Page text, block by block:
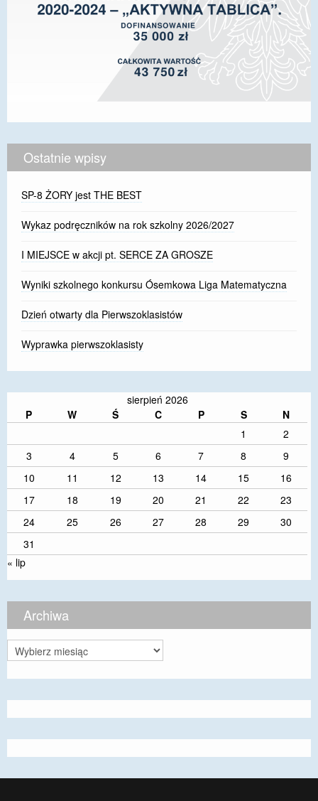
Ostatnie wpisy
SP-8 ŻORY jest THE BEST
Wykaz podręczników na rok szkolny 2026/2027
I MIEJSCE w akcji pt. SERCE ZA GROSZE
Wyniki szkolnego konkursu Ósemkowa Liga Matematyczna
Dzień otwarty dla Pierwszoklasistów
Wyprawka pierwszoklasisty
sierpień 2026
P
W Ś C P S
N
1
2
3
4 5 6 7 8
9
10
11 12 13 14 15
16
17
18 19 20 21 22
23
24
25 26 27 28 29
30
31
« lip
Archiwa
Archiwa